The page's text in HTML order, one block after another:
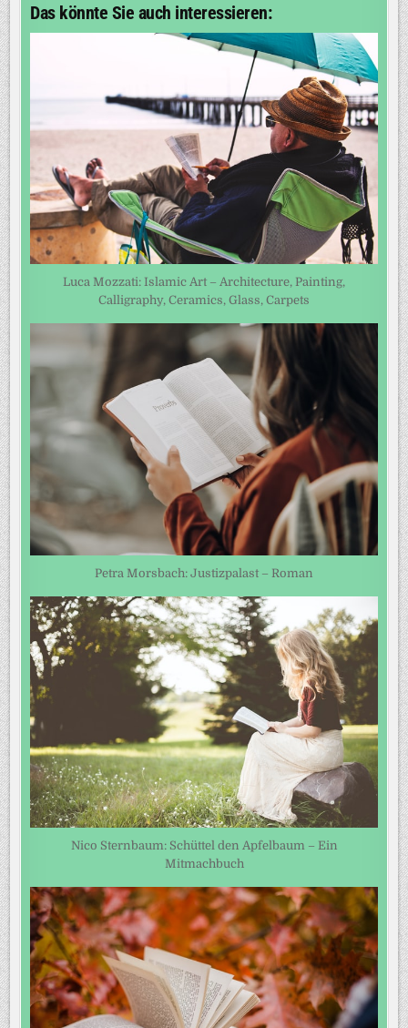
Das könnte Sie auch interessieren:
Luca Mozzati: Islamic Art – Architecture, Painting,
Calligraphy, Ceramics, Glass, Carpets
Petra Morsbach: Justizpalast – Roman
Nico Sternbaum: Schüttel den Apfelbaum – Ein
Mitmachbuch